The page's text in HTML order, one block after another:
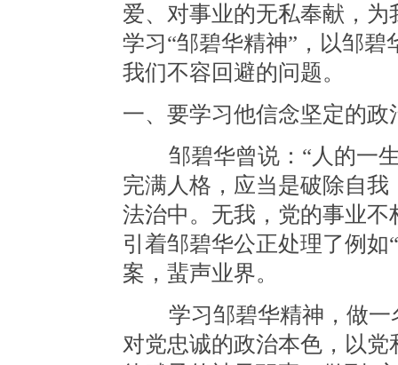
爱、对事业的无私奉献，
学习“邹碧华精神”，以邹
我们不容回避的问题。
一、要学习他信念坚定的
邹碧华曾说：“人的一生
完满人格，应当是破除自
法治中。无我，党的事业
引着邹碧华公正处理了例
案，蜚声业界。
学习邹碧华精神，做一
对党忠诚的政治本色，以